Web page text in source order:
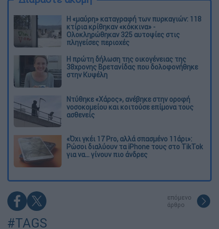
Η «μαύρη» καταγραφή των πυρκαγιών: 118
κτίρια κρίθηκαν «κόκκινα» -
Ολοκληρώθηκαν 325 αυτοψίες στις
πληγείσες περιοχές
Η πρώτη δήλωση της οικογένειας της
38χρονης Βρετανίδας που δολοφονήθηκε
στην Κυψέλη
Ντύθηκε «Χάρος», ανέβηκε στην οροφή
νοσοκομείου και κοιτούσε επίμονα τους
ασθενείς
«Όχι γκέι 17 Pro, αλλά σπασμένο 11άρι»:
Ρώσοι διαλύουν τα iPhone τους στο TikTok
για να... γίνουν πιο άνδρες
επόμενο
άρθρο
#TAGS